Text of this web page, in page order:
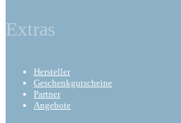
Extras
Hersteller
Geschenkgutscheine
Partner
Angebote